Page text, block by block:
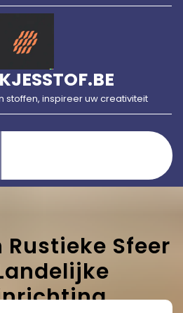
stoffen, inspireer uw creativiteit
Rustieke Sfeer